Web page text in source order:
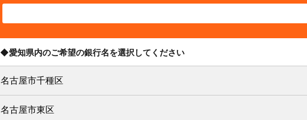
◆愛知県内のご希望の銀行名を選択してください
名古屋市千種区
名古屋市東区